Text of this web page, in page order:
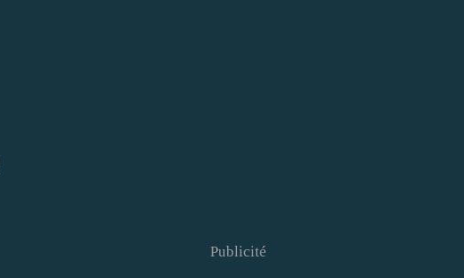
Publicité